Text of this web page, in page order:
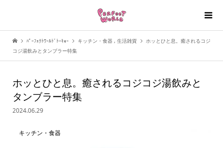
ﾊﾟｰﾌｪｸﾄﾜｰﾙﾄﾞﾄｰｷｮｰ キッチン・食器 , 生活雑貨
ホッとひと息。癒されるコジ
コジ湯飲みとタンブラー特集
ホッとひと息。癒されるコジコジ湯飲みと
タンブラー特集
2024.06.29
キッチン・食器